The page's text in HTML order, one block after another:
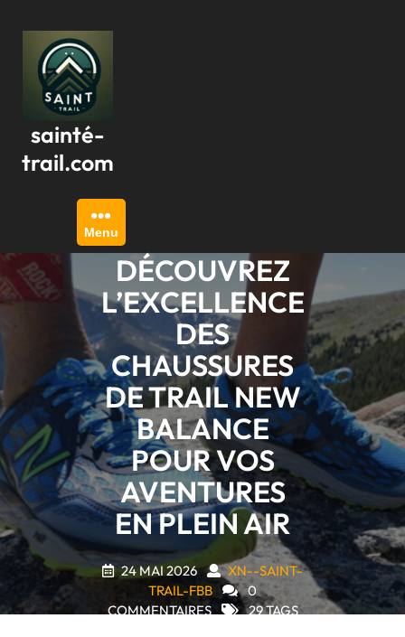
contenu
sainté-
trail.com
Menu
DÉCOUVREZ
L’EXCELLENCE
DES
CHAUSSURES
DE TRAIL NEW
BALANCE
POUR VOS
AVENTURES
EN PLEIN AIR
24 MAI 2026
XN--SAINT-
TRAIL-FBB
0
COMMENTAIRES
29 TAGS